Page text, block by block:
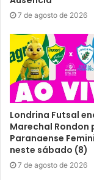
nem ser
unidades,
população idosa.
Tardes Festivas:
CCI Oeste – às
Endereço: Rua
Bandeirantes
7 de agosto de 2026
Londrina Futsal
Marechal Rondon
Paranaense
neste sábado (8)
7 de agosto de 2026